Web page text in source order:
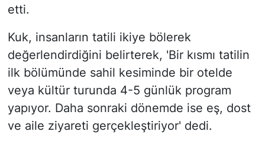
etti.
Kuk, insanların tatili ikiye bölerek
değerlendirdiğini belirterek, 'Bir kısmı tatilin
ilk bölümünde sahil kesiminde bir otelde
veya kültür turunda 4-5 günlük program
yapıyor. Daha sonraki dönemde ise eş, dost
ve aile ziyareti gerçekleştiriyor' dedi.